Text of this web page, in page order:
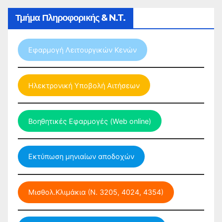
Τμήμα Πληροφορικής & N.T.
Εφαρμογή Λειτουργικών Κενών
Ηλεκτρονική Υποβολή Αιτήσεων
Βοηθητικές Εφαρμογές (Web online)
Εκτύπωση μηνιαίων αποδοχών
Μισθολ.Κλιμάκια (Ν. 3205, 4024, 4354)